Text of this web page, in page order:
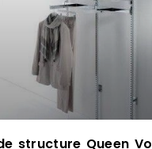
structure Queen